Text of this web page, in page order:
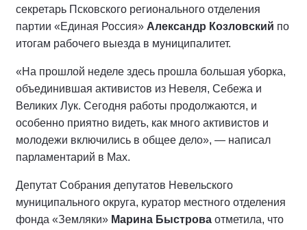
секретарь Псковского регионального отделения
партии «Единая Россия» Александр Козловский по
итогам рабочего выезда в муниципалитет.
«На прошлой неделе здесь прошла большая уборка,
объединившая активистов из Невеля, Себежа и
Великих Лук. Сегодня работы продолжаются, и
особенно приятно видеть, как много активистов и
молодежи включились в общее дело», — написал
парламентарий в Мах.
Депутат Собрания депутатов Невельского
муниципального округа, куратор местного отделения
фонда «Земляки» Марина Быстрова отметила, что